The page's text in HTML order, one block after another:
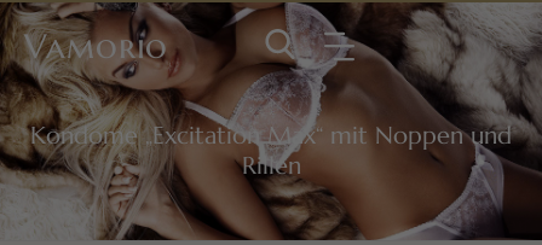
Vamorio
Kondome „Excitation Max“ mit Noppen und
Rillen